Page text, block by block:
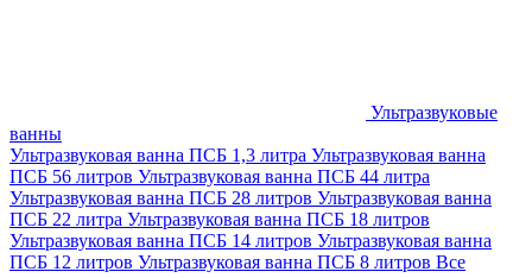
Ультразвуковые
ванны
Ультразвуковая ванна ПСБ 1,3 литра Ультразвуковая ванна
ПСБ 56 литров Ультразвуковая ванна ПСБ 44 литра
Ультразвуковая ванна ПСБ 28 литров Ультразвуковая ванна
ПСБ 22 литра Ультразвуковая ванна ПСБ 18 литров
Ультразвуковая ванна ПСБ 14 литров Ультразвуковая ванна
ПСБ 12 литров Ультразвуковая ванна ПСБ 8 литров Все